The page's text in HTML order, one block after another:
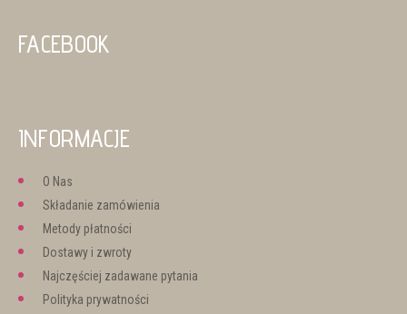
FACEBOOK
INFORMACJE
O Nas
Składanie zamówienia
Metody płatności
Dostawy i zwroty
Najczęściej zadawane pytania
Polityka prywatności